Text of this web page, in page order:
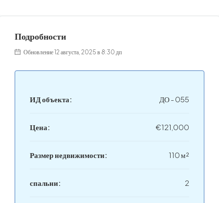
Подробности
Обновление 12 августа, 2025 в 8:30 дп
ИД объекта: ДО - 055
Цена: €121,000
Размер недвижимости: 110 м²
спальни: 2